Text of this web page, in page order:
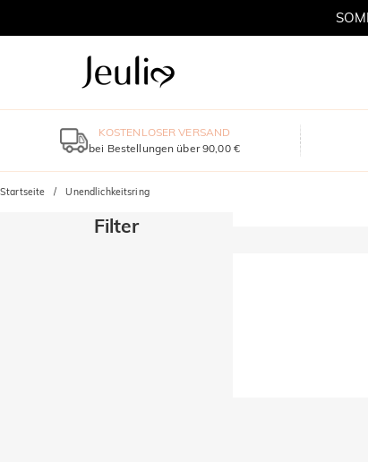
KOSTENLOSER VERSAND
bei Bestellungen über 90,00 €
Startseite Unendlichkeitsring
Filter